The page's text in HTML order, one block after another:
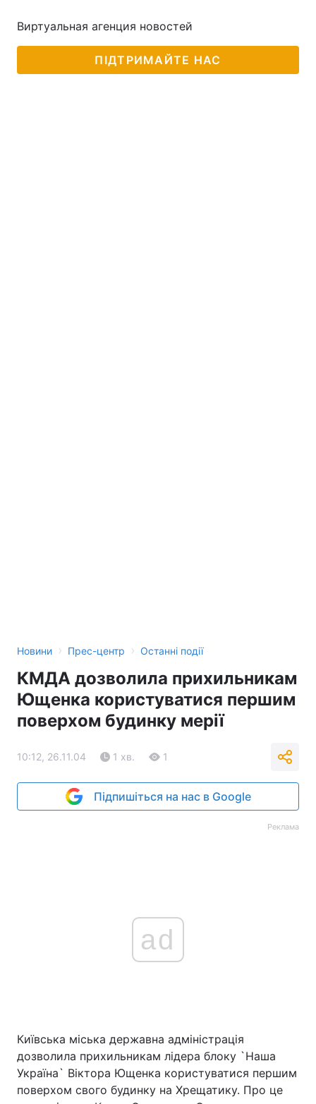
Техно і зв'язок Лайт
Інциденти
Виртуальная агенция новостей
ПІДТРИМАЙТЕ НАС
Новини › Прес-центр › Останні події
КМДА дозволила прихильникам
Ющенка користуватися першим
поверхом будинку мерії
10:12, 26.11.04 1 хв. 1
Підпишіться на нас в Google
Реклама
ad
Київська міська державна адміністрація
дозволила прихильникам лідера блоку `Наша
Україна` Віктора Ющенка користуватися першим
поверхом свого будинку на Хрещатику. Про це